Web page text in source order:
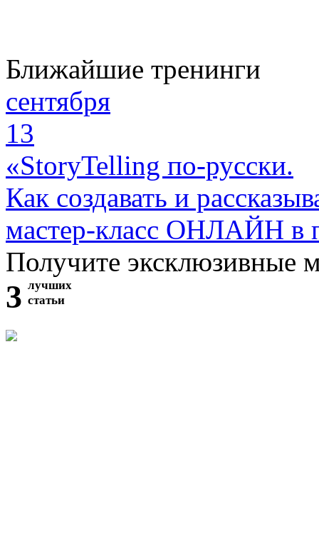
Ближайшие тренинги
сентября
13
«StoryTelling по-русски.
Как создавать и
мастер-класс ОНЛАЙН в
Получите эксклюзивные
3 лучших
статьи